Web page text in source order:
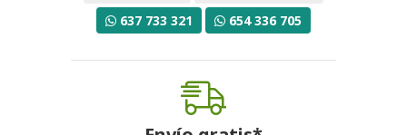
637 733 321
654 336 705